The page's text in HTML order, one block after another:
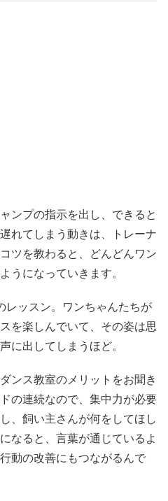
ンプの指示を出し、できると
れてしまう動きは、トレーナ
ツを教わると、どんどんワン
うになっていきます。
ッスン。ワンちゃんたちが
を楽しんでいて、その姿は思
に出してしまうほど。
ンス教室のメリットをお聞き
の連続なので、集中力が必要
、飼い主さんが何をしてほし
なると、言葉が通じているよ
動の改善にもつながるんで